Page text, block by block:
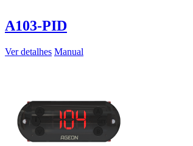
A103-PID
Ver detalhes Manual